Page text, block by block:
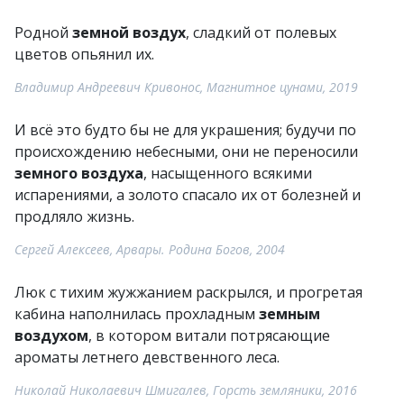
Родной земной воздух, сладкий от полевых
цветов опьянил их.
Владимир Андреевич Кривонос, Магнитное цунами, 2019
И всё это будто бы не для украшения; будучи по
происхождению небесными, они не переносили
земного воздуха, насыщенного всякими
испарениями, а золото спасало их от болезней и
продляло жизнь.
Сергей Алексеев, Арвары. Родина Богов, 2004
Люк с тихим жужжанием раскрылся, и прогретая
кабина наполнилась прохладным земным
воздухом, в котором витали потрясающие
ароматы летнего девственного леса.
Николай Николаевич Шмигалев, Горсть земляники, 2016